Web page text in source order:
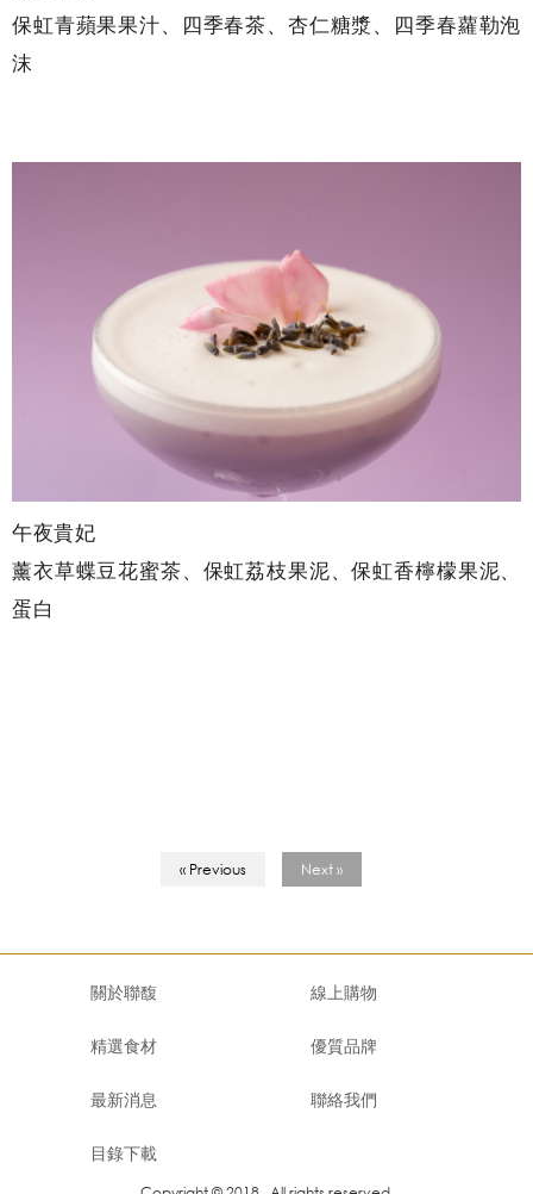
保虹青蘋果果汁、四季春茶、杏仁糖漿、四季春蘿勒泡
沫
午夜貴妃
薰衣草蝶豆花蜜茶、保虹荔枝果泥、保虹香檸檬果泥、
蛋白
« Previous Next »
關於聯馥 線上購物
精選食材 優質品牌
最新消息 聯絡我們
目錄下載